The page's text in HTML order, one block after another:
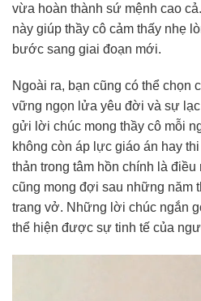
vừa hoàn thành sứ mệnh cao
này giúp thầy cô cảm thấy nhẹ
bước sang giai đoạn mới.
Ngoài ra, bạn cũng có thể chọn
vững ngọn lửa yêu đời và sự
gửi lời chúc mong thầy cô mỗi
không còn áp lực giáo án hay
thản trong tâm hồn chính là
cũng mong đợi sau những năm
trang vở. Những lời chúc ngắn
thể hiện được sự tinh tế của